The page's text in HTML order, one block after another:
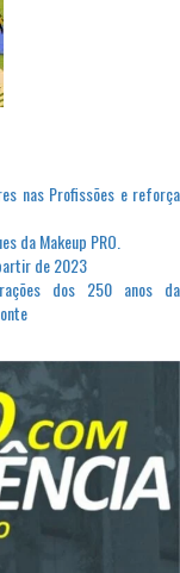
nas Profissões e reforça
da Makeup PRO.
de 2023
dos 250 anos da